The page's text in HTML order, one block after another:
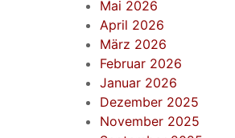
Mai 2026
April 2026
März 2026
Februar 2026
Januar 2026
Dezember 2025
November 2025